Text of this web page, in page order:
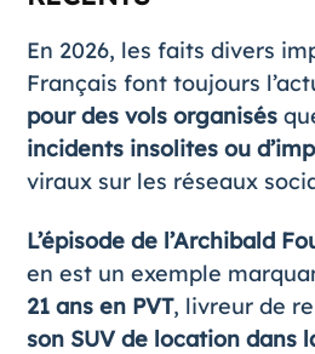
En 2026, les faits divers
Français font toujours
pour des vols organisés
incidents insolites ou
viraux sur les réseaux
L’épisode de l’Archibald
en est un exemple
21 ans en PVT, livreur de
son SUV de location dans